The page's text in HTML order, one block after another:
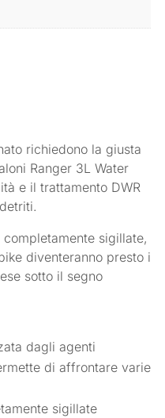
richiedono la giusta
Ranger 3L Water
e il trattamento DWR
sigillate,
diventeranno presto i
sotto il segno
dagli agenti
di affrontare varie
sigillate